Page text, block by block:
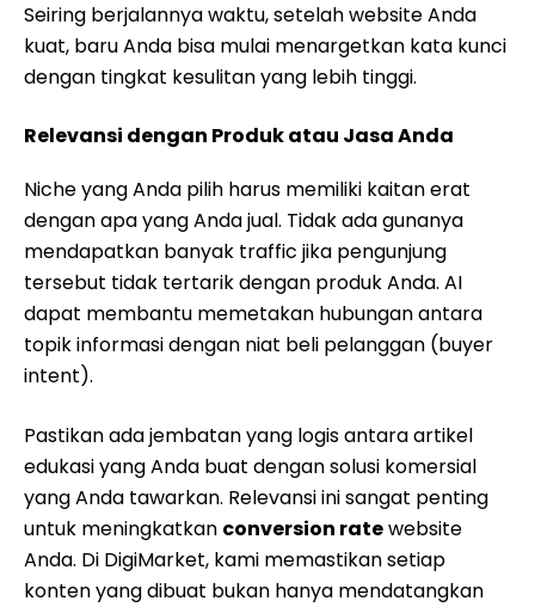
Seiring berjalannya waktu, setelah website Anda
kuat, baru Anda bisa mulai menargetkan kata kunci
dengan tingkat kesulitan yang lebih tinggi.
Relevansi dengan Produk atau Jasa Anda
Niche yang Anda pilih harus memiliki kaitan erat
dengan apa yang Anda jual. Tidak ada gunanya
mendapatkan banyak traffic jika pengunjung
tersebut tidak tertarik dengan produk Anda. AI
dapat membantu memetakan hubungan antara
topik informasi dengan niat beli pelanggan (buyer
intent).
Pastikan ada jembatan yang logis antara artikel
edukasi yang Anda buat dengan solusi komersial
yang Anda tawarkan. Relevansi ini sangat penting
untuk meningkatkan conversion ratewebsite
Anda. Di DigiMarket, kami memastikan setiap
konten yang dibuat bukan hanya mendatangkan